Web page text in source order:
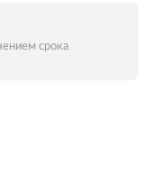
срока